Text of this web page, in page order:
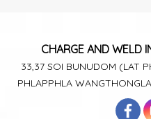
CHARGE AND WELD
33,37 SOI BUNUDOM (LAT
PHLAPPHLA